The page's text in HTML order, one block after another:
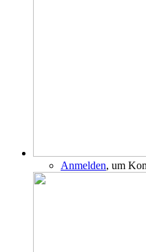
Anmelden, um